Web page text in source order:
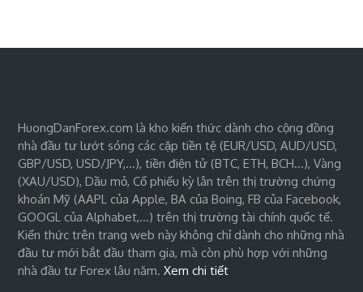
HuongDanForex.com là kho kiến thức dành cho cộng đồng
nhà đầu tư lướt sóng các cặp tiền tệ (EUR/USD, AUD/USD,
GBP/USD, USD/JPY,…), tiền điện tử (BTC, ETH, BCH…), Vàng
(XAU/USD), Dầu mỏ, Cổ phiếu kỳ lân trên thị trường chứng
khoán Mỹ (AAPL của Apple, BA của Boing, FB của Facebook,
GOOGL của Alphabet,…) trên thị trường tài chính quốc tế.
Kiến thức trên trang web này không chỉ dành cho những nhà
đầu tư mới bắt đầu tham gia, mà còn phù hợp với những
nhà đầu tư Forex lâu năm.Xem chi tiết